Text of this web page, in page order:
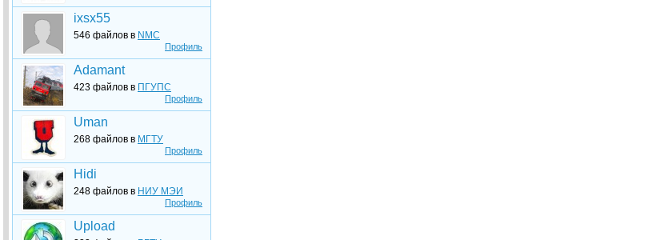
Профиль
ixsx55
546 файлов в NMC
Профиль
Adamant
423 файлов в ПГУПС
Профиль
Uman
268 файлов в МГТУ
Профиль
Hidi
248 файлов в НИУ МЭИ
Upload